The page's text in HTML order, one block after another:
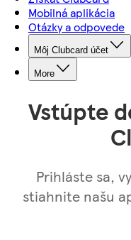
Mobilná aplikácia
Otázky a odpovede
Môj Clubcard účet
More
Vstúpte
Prihláste sa,
stiahnite našu